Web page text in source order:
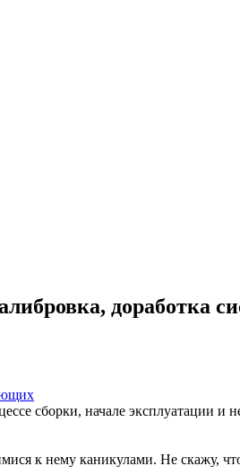
доработка
сборки, начале эксплуатации и
к нему каникулами. Не скажу,